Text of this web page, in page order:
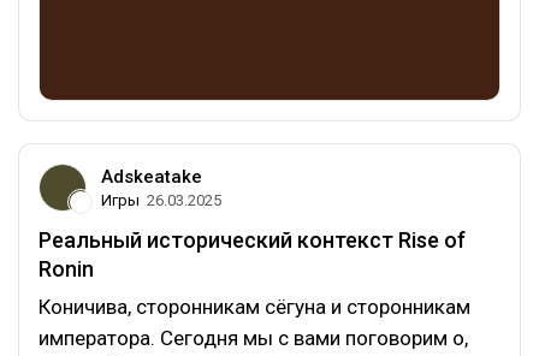
Adskeatake
Игры 26.03.2025
Реальный исторический контекст Rise of
Ronin
Коничива, сторонникам сёгуна и сторонникам
императора. Сегодня мы с вами поговорим о,